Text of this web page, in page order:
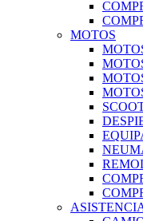
MOTOS